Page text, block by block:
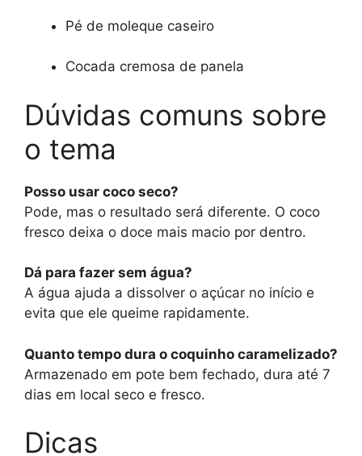
Pé de moleque caseiro
Cocada cremosa de panela
Dúvidas comuns sobre
o tema
Posso usar coco seco?
Pode, mas o resultado será diferente. O coco
fresco deixa o doce mais macio por dentro.
Dá para fazer sem água?
A água ajuda a dissolver o açúcar no início e
evita que ele queime rapidamente.
Quanto tempo dura o coquinho caramelizado?
Armazenado em pote bem fechado, dura até 7
dias em local seco e fresco.
Dicas